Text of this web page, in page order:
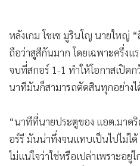
หุ้น
• อินโดจีน
• กองทุนรวม
• Celeb Online
• ญี่ปุ่น
• News1
• Gotomanager
หลังเกม โชเซ มูรินโญ นายใหญ่
ถือว่าสูสีกันมาก โดยเฉพาะครึ่งแ
จบที่สกอร์ 1-1 ทำให้โอกาสเปิดก
นาทีมันก็สามารถตัดสินทุกอย่างไ
“นาทีที่นายประตูของ แอต.มาด
อร์รี มันน่าทึ่งจนแทบเป็นไปไม่ไ
ไม่แน่ใจว่าใช่หรือเปล่าเพราะอยู่